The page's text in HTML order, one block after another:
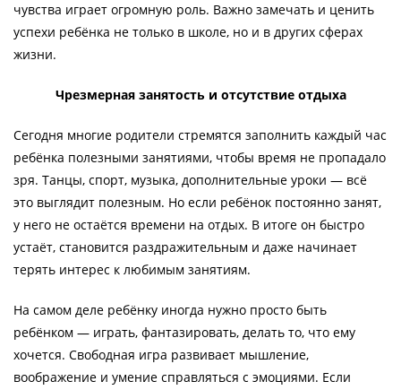
чувства играет огромную роль. Важно замечать и ценить
успехи ребёнка не только в школе, но и в других сферах
жизни.
Чрезмерная занятость и отсутствие отдыха
Сегодня многие родители стремятся заполнить каждый час
ребёнка полезными занятиями, чтобы время не пропадало
зря. Танцы, спорт, музыка, дополнительные уроки — всё
это выглядит полезным. Но если ребёнок постоянно занят,
у него не остаётся времени на отдых. В итоге он быстро
устаёт, становится раздражительным и даже начинает
терять интерес к любимым занятиям.
На самом деле ребёнку иногда нужно просто быть
ребёнком — играть, фантазировать, делать то, что ему
хочется. Свободная игра развивает мышление,
воображение и умение справляться с эмоциями. Если